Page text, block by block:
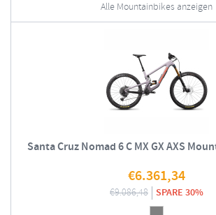
Alle Mountainbikes anzeigen
Santa Cruz Nomad 6 C MX GX AXS
€6.361,34
€9.086,48 SPARE 30%